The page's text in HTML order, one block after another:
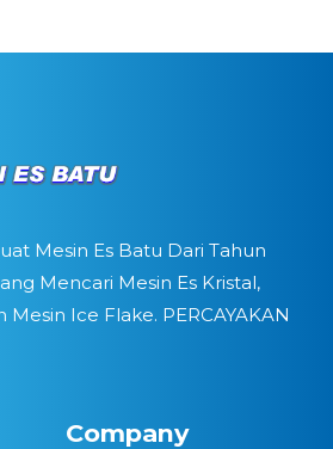
Mesin Es Batu Dari Tahun
Mencari Mesin Es Kristal,
Mesin Ice Flake. PERCAYAKAN
Company